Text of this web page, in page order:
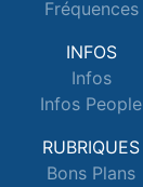
Fréquences
INFOS
Infos
Infos People
RUBRIQUES
Bons Plans